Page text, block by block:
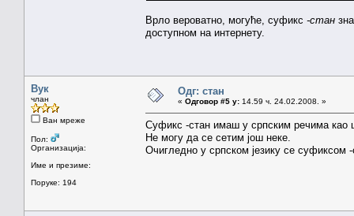
Врло вероватно, могуће, суфикс -стан
доступном на интернету.
Вук
члан
Ван мреже
Пол:
Организација:
Име и презиме:
Поруке: 194
Одг: стан
« Одговор #5 у: 14.59 ч. 24.02.2008. »
Суфикс -стан имаш у српским речима као
Не могу да се сетим још неке.
Очигледно у српском језику се суфиксом